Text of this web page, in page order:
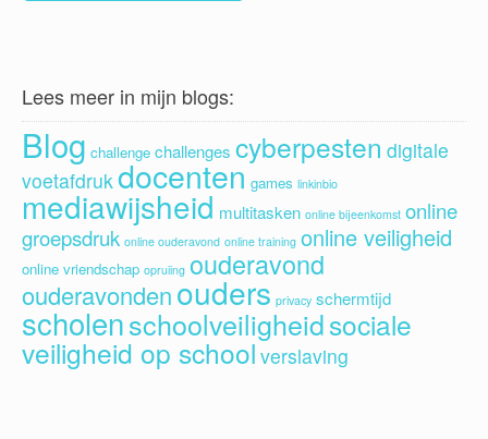
Lees meer in mijn blogs:
Blog challenge challenges cyberpesten digitale
voetafdrukdocenten games linkinbio
mediawijsheid multitasken online bijeenkomst online
groepsdruk online ouderavond online training online veiligheid
online vriendschap opruiing ouderavond
ouderavondenouders privacy schermtijd
scholenschoolveiligheidsociale
veiligheid op school verslaving